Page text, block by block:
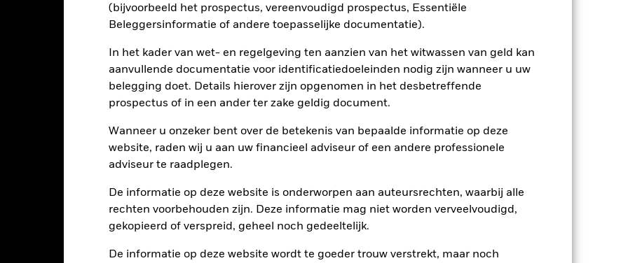
(bijvoorbeeld het prospectus, vereenvoudigd prospectus, Essentiële
Beleggersinformatie of andere toepasselijke documentatie).
In het kader van wet- en regelgeving ten aanzien van het witwassen van geld kan
aanvullende documentatie voor identificatiedoeleinden nodig zijn wanneer u uw
belegging doet. Details hierover zijn opgenomen in het desbetreffende
prospectus of in een ander ter zake geldig document.
Wanneer u onzeker bent over de betekenis van bepaalde informatie op deze
website, raden wij u aan uw financieel adviseur of een andere professionele
adviseur te raadplegen.
De informatie op deze website is onderworpen aan auteursrechten, waarbij alle
rechten voorbehouden zijn. Deze informatie mag niet worden verveelvoudigd,
gekopieerd of verspreid, geheel noch gedeeltelijk.
De informatie op deze website wordt te goeder trouw verstrekt, maar noch
invloed hebben op het Fonds zodra deze onzekerheden zijn weggenomen.
Kerngegevens
Index (Net)
Artikel 8
0,45%
Valuta reeks USD
Beleggingscategorie
Beperkende benchmark 2 MSCI EM ex China 10-40 Index
Aankoopkosten (maximaal) 0,00%
Beheerskosten
Prestatievergoeding 0,00%